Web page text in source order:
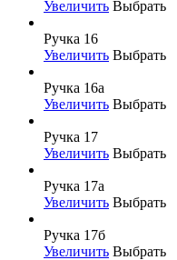
Увеличить Выбрать
Ручка 16
Увеличить Выбрать
Ручка 16а
Увеличить Выбрать
Ручка 17
Увеличить Выбрать
Ручка 17а
Увеличить Выбрать
Ручка 17б
Увеличить Выбрать